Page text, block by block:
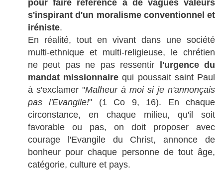
pour faire référence à de vagues valeurs
s'inspirant d'un moralisme conventionnel et
iréniste.
En réalité, tout en vivant dans une société
multi-ethnique et multi-religieuse, le chrétien
ne peut pas ne pas ressentir
l'urgence du
mandat missionnaire qui poussait saint Paul
à s'exclamer "Malheur à moi si je n'annonçais
pas l'Evangile!" (1 Co 9, 16). En chaque
circonstance, en chaque milieu, qu'il soit
favorable ou pas, on doit proposer avec
courage l'Evangile du Christ, annonce de
bonheur pour chaque personne de tout âge,
catégorie, culture et pays.